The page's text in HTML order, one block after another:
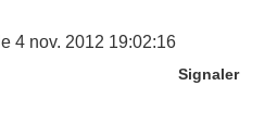
le 4 nov. 2012 19:02:16
Signaler